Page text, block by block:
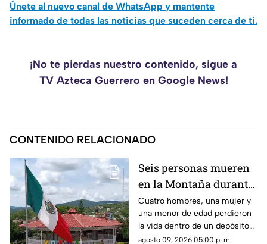
Únete al nuevo canal de WhatsApp y mantente
informado de todas las noticias que suceden cerca de ti.
¡No te pierdas nuestro contenido, sigue a
TV Azteca Guerrero en Google News!
CONTENIDO RELACIONADO
Seis personas mueren
en la Montaña durante
la limpieza de una
cisterna
Cuatro hombres, una mujer y
una menor de edad perdieron
la vida dentro de un depósito
de agua en Xochihuehuetlán.
agosto 09, 2026 05:00 p. m.